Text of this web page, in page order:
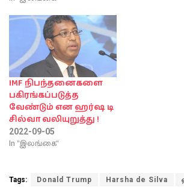
IMF நிபந்தனைகளை
பகிரங்கப்படுத்த
வேண்டும் என ஹர்ஷ டி
சில்வா வலியுறுத்து !
2022-09-05
In "இலங்கை"
Tags: Donald Trump Harsha de Silva